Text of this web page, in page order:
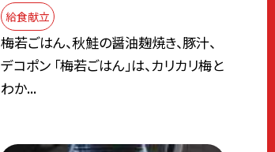
給食献立
梅若ごはん、秋鮭の醤油麹焼き、豚汁、
デコポン 「梅若ごはん」は、カリカリ梅と
わか...